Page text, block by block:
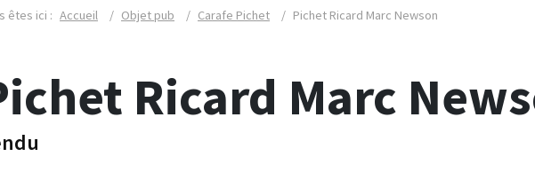
êtes ici : Accueil / Objet pub / Carafe Pichet / Pichet Ricard Marc Newson
Ricard Marc